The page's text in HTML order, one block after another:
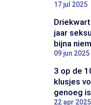
17 jul 2025
jaar
bijna
09 jun 2025
3 op de
klusjes
genoeg
22 apr 2025